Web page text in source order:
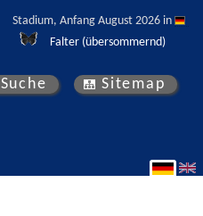
Stadium, Anfang August 2026 in
Falter (übersommernd)
Suche Sitemap